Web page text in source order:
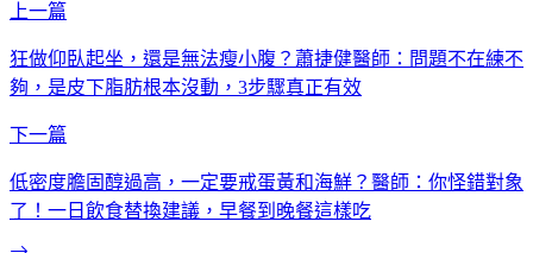
上一篇
狂做仰臥起坐，還是無法瘦小腹？蕭捷健醫師：問題不在練不
夠，是皮下脂肪根本沒動，3步驟真正有效
下一篇
低密度膽固醇過高，一定要戒蛋黃和海鮮？醫師：你怪錯對象
了！一日飲食替換建議，早餐到晚餐這樣吃